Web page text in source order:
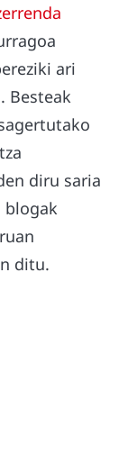
ari
Besteak
diru saria
blogak
ditu.